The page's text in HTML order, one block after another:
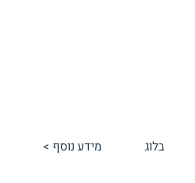
בלוג מידע נוסף >